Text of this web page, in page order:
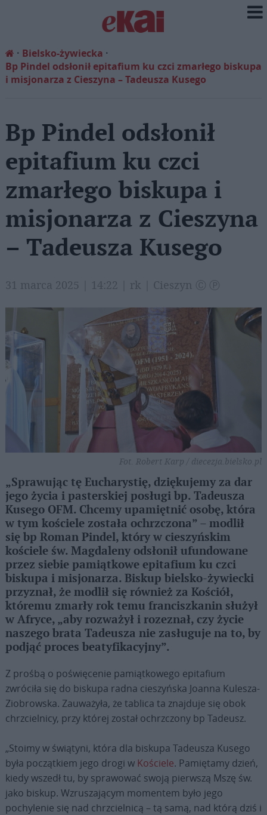
Bielsko-żywiecka
Bp Pindel odsłonił epitafium ku czci zmarłego biskupa
i misjonarza z Cieszyna – Tadeusza Kusego
Bp Pindel odsłonił
epitafium ku czci
zmarłego biskupa i
misjonarza z Cieszyna
– Tadeusza Kusego
31 marca 2025 | 14:22 | rk | Cieszyn Ⓒ Ⓟ
Fot. Robert Karp / diecezja.bielsko.pl
„Sprawując tę Eucharystię, dziękujemy za dar
jego życia i pasterskiej posługi bp. Tadeusza
Kusego OFM. Chcemy upamiętnić osobę, która
w tym kościele została ochrzczona” – modlił
się bp Roman Pindel, który w cieszyńskim
kościele św. Magdaleny odsłonił ufundowane
przez siebie pamiątkowe epitafium ku czci
biskupa i misjonarza. Biskup bielsko-żywiecki
przyznał, że modlił się również za Kościół,
któremu zmarły rok temu franciszkanin służył
w Afryce, „aby rozważył i rozeznał, czy życie
naszego brata Tadeusza nie zasługuje na to, by
podjąć proces beatyfikacyjny”.
Z prośbą o poświęcenie pamiątkowego epitafium
zwróciła się do biskupa radna cieszyńska Joanna Kulesza-
Ziobrowska. Zauważyła, że tablica ta znajduje się obok
chrzcielnicy, przy której został ochrzczony bp Tadeusz.
„Stoimy w świątyni, która dla biskupa Tadeusza Kusego
była początkiem jego drogi w Kościele. Pamiętamy dzień,
kiedy wszedł tu, by sprawować swoją pierwszą Mszę św.
jako biskup. Wzruszającym momentem było jego
pochylenie się nad chrzcielnicą – tą samą, nad którą dziś i